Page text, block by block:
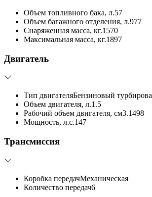
Объем топливного бака, л.57
Объем багажного отделения, л.977
Снаряженная масса, кг.1570
Максимальная масса, кг.1897
Двигатель
Тип двигателяБензиновый
Объем двигателя, л.1.5
Рабочий объем двигателя, см3.1498
Мощность, л.с.147
Трансмиссия
Коробка передачМеханическая
Количество передач6